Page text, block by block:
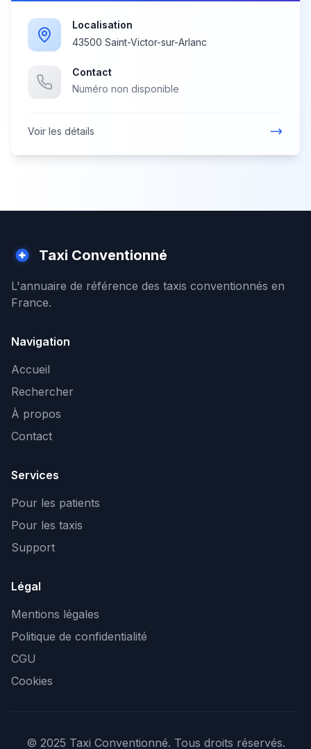
Localisation
43500 Saint-Victor-sur-Arlanc
Contact
Numéro non disponible
Voir les détails
Taxi Conventionné
L'annuaire de référence des taxis conventionnés en
France.
Navigation
Accueil
Rechercher
À propos
Contact
Services
Pour les patients
Pour les taxis
Support
Légal
Mentions légales
Politique de confidentialité
CGU
Cookies
© 2025 Taxi Conventionné. Tous droits réservés.